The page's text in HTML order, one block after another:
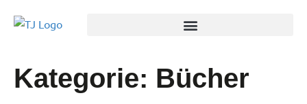
Kategorie: Bücher